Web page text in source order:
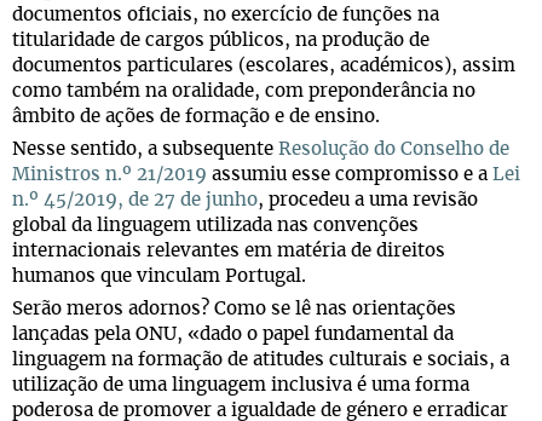
documentos oficiais, no exercício de funções na
titularidade de cargos públicos, na produção de
documentos particulares (escolares, académicos), assim
como também na oralidade, com preponderância no
âmbito de ações de formação e de ensino.
Nesse sentido, a subsequente Resolução do Conselho de
Ministros n.º 21/2019 assumiu esse compromisso e a Lei
n.º 45/2019, de 27 de junho, procedeu a uma revisão
global da linguagem utilizada nas convenções
internacionais relevantes em matéria de direitos
humanos que vinculam Portugal.
Serão meros adornos? Como se lê nas orientações
lançadas pela ONU, «dado o papel fundamental da
linguagem na formação de atitudes culturais e sociais, a
utilização de uma linguagem inclusiva é uma forma
poderosa de promover a igualdade de género e erradicar